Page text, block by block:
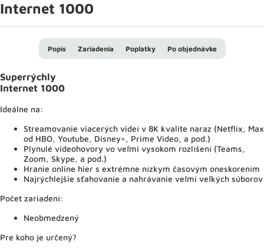
Internet 1000
Popis Zariadenia Poplatky Po objednávke
Superrýchly
Internet 1000
Ideálne na:
Streamovanie viacerých videí v 8K kvalite naraz (Netflix, Max
od HBO, Youtube, Disney+, Prime Video, a pod.)
Plynulé videohovory vo veľmi vysokom rozlíšení (Teams,
Zoom, Skype, a pod.)
Hranie online hier s extrémne nízkym časovým oneskorením
Najrýchlejšie sťahovanie a nahrávanie veľmi veľkých súborov
Počet zariadení:
Neobmedzený
Pre koho je určený?